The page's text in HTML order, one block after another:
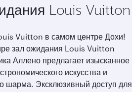
Louis Vuitton
Vuitton в самом центре Дохи!
зал ожидания Louis Vuitton
Аллено предлагает изысканное
искусства и
шарма. Эксклюзивный доступ для